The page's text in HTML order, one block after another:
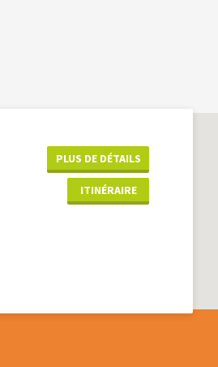
PLUS DE DÉTAILS
ITINÉRAIRE